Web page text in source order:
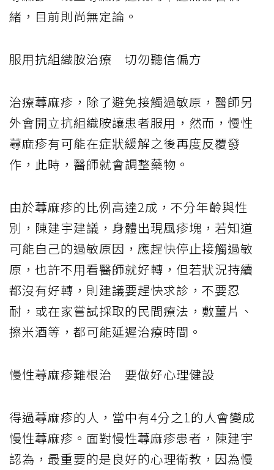
緒，目前則尚無定論。
服用抗組織胺治療 切勿聽信偏方
治療蕁麻疹，除了避免接觸過敏原， 醫師另
外會開立抗組織胺讓患者服用，然而，慢性
蕁麻疹有可能在症狀緩解之後再度反覆發
作，此時，醫師就會調整藥物。
由於蕁麻疹的比例高達2成，不分年齡與性
別，陳建宇建議，身體出現風疹塊，若知道
可能自己的過敏原因，應趕快停止接觸過敏
原，也許不用看醫師就好轉，但若狀況持續
都沒有好轉，則建議要趕快求診，不要忍
耐，或在家嘗試採取的民間療法，敷薑片、
擦米酒等，都可能延遲治療時間。
慢性蕁麻疹難根治 要做好心理健設
得過蕁麻疹的人，當中有4分之1的人會變成
慢性蕁麻疹。面對慢性蕁麻疹患者， 陳建宇
認為，最重要的是良好的心理衛教，因為慢